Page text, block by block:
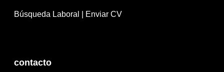
Búsqueda Laboral | Enviar CV
contacto